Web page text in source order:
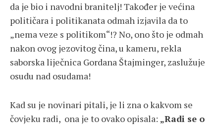
da je bio i navodni branitelj! Također je većina
političara i politikanata odmah izjavila da to
„nema veze s politikom“!? No, ono što je odmah
nakon ovog jezovitog čina, u kameru, rekla
saborska liječnica Gordana Štajminger, zaslužuje
osudu nad osudama!
Kad su je novinari pitali, je li zna o kakvom se
čovjeku radi, ona je to ovako opisala: „Radi se o